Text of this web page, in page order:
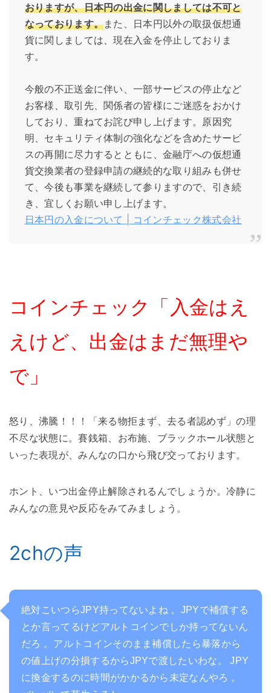
おりますが、日本円の出金に関しましては不可と
なっております。また、日本円以外の取扱仮想通
貨に関しましては、現在入金を停止しておりま
す。
今般の不正送金に伴い、一部サービスの停止など
お客様、取引先、関係者の皆様にご迷惑をおかけ
しており、重ねてお詫び申し上げます。原因究
明、セキュリティ体制の強化などを含めたサービ
スの再開に尽力するとともに、金融庁への仮想通
貨交換業者の登録申請の継続的な取り組みも併せ
て、今後も事業を継続して参りますので、引き続
き、宜しくお願い申し上げます。
日本円の入金について | コインチェック株式会社
コインチェック「入金はえ
えけど、出金はまだ無理や
で」
怒り、沸騰！！！「来る物拒まず、去る者認めず」の理
不尽な状態に。賽銭箱、お布施、ブラックホール状態と
いった表現が、みんなの口から飛び交っております。
ホント、いつ出金停止解除されるんでしょうか。冷静に
みんなの意見や反応をみてみましょう。
2chの声
絶対こいつらJPY持ってないよね 。JPYで補償する
とか言ってるけどアルトコインでしか持ってないん
だろ 。アルトコインそのまま補償したら暴落から
の値上げの分損するからJPYで渡したいわな。 JPY
に換金するのに時間がかかるから未定なんやろ 。